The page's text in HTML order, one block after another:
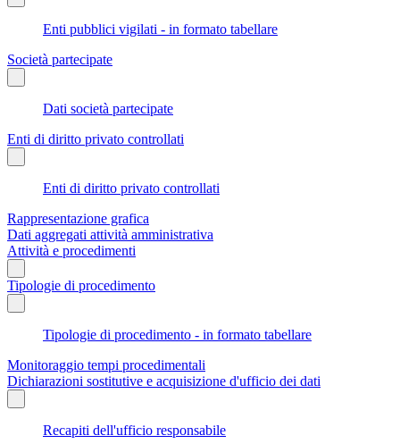
Enti pubblici vigilati - in formato tabellare
Società partecipate
Dati società partecipate
Enti di diritto privato controllati
Enti di diritto privato controllati
Rappresentazione grafica
Dati aggregati attività amministrativa
Attività e procedimenti
Tipologie di procedimento
Tipologie di procedimento - in formato tabellare
Monitoraggio tempi procedimentali
Dichiarazioni sostitutive e acquisizione d'ufficio dei dati
Recapiti dell'ufficio responsabile